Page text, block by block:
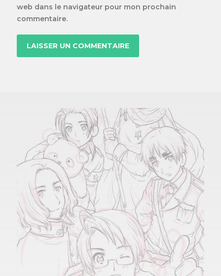
web dans le navigateur pour mon prochain
commentaire.